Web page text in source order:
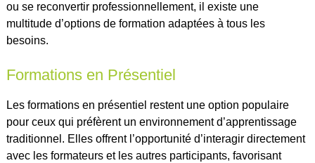
ou se reconvertir professionnellement, il existe une
multitude d’options de formation adaptées à tous les
besoins.
Formations en Présentiel
Les formations en présentiel restent une option populaire
pour ceux qui préfèrent un environnement d’apprentissage
traditionnel. Elles offrent l’opportunité d’interagir directement
avec les formateurs et les autres participants, favorisant